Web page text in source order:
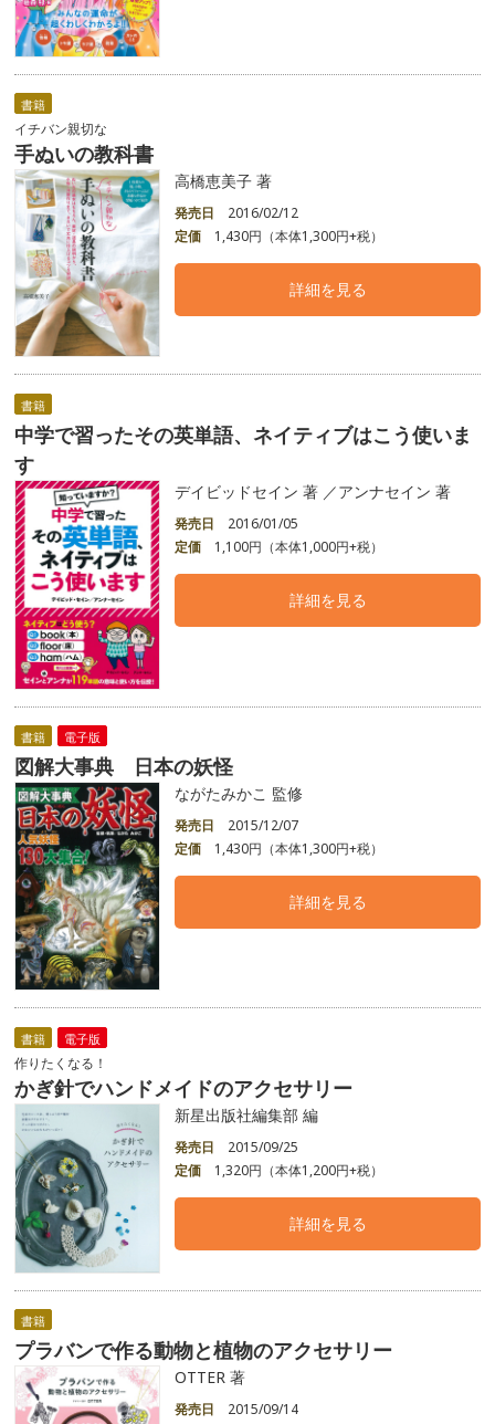
書籍
イチバン親切な
手ぬいの教科書
高橋恵美子 著
発売日
2016/02/12
定価
1,430円（本体1,300円+税）
詳細を見る
書籍
中学で習ったその英単語、ネイティブはこう使いま
す
デイビッドセイン 著 ／アンナセイン 著
発売日
2016/01/05
定価
1,100円（本体1,000円+税）
詳細を見る
書籍 電子版
図解大事典 日本の妖怪
ながたみかこ 監修
発売日
2015/12/07
定価
1,430円（本体1,300円+税）
詳細を見る
書籍 電子版
作りたくなる！
かぎ針でハンドメイドのアクセサリー
新星出版社編集部 編
発売日
2015/09/25
定価
1,320円（本体1,200円+税）
詳細を見る
書籍
プラバンで作る動物と植物のアクセサリー
OTTER 著
発売日
2015/09/14